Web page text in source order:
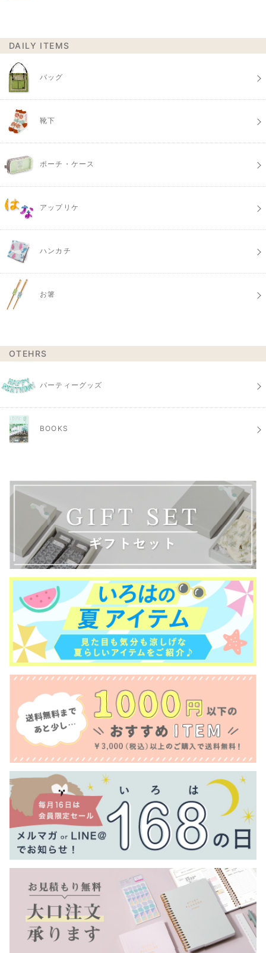
DAILY ITEMS
バッグ
靴下
ポーチ・ケース
アップリケ
ハンカチ
お箸
OTEHRS
パーティーグッズ
BOOKS